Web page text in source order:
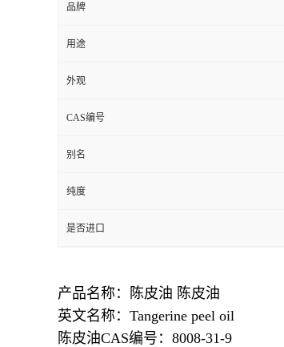
品牌
用途
外观
CAS编号
别名
纯度
是否进口
产品名称：陈皮油 陈皮油
英文名称：Tangerine peel oil
陈皮油CAS编号：8008-31-9